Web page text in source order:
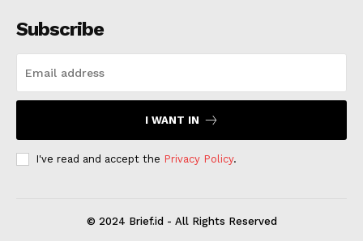
Subscribe
I WANT IN
I've read and accept the Privacy Policy.
© 2024 Brief.id - All Rights Reserved